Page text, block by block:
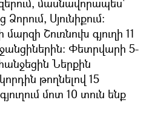
Սյունիքում:
Շուռնուխ գյուղի 11
Փետրվարի 5-
Ներքին
թողնելով 15
մոտ 10 տուն ենք